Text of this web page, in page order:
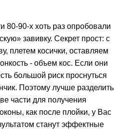
80-90-х хоть раз опробовали
завивку. Секрет прост: с
плетем косички, оставляем
- объем кос. Если они
большой риск проснуться
Поэтому лучше разделить
части для получения
как после плойки, у Вас
станут эффектные